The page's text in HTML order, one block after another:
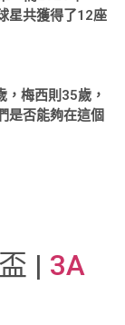
星共獲得了12座
梅西則35歲，
是否能夠在這個
| 3A